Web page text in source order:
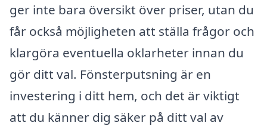
ger inte bara översikt över priser, utan du
får också möjligheten att ställa frågor och
klargöra eventuella oklarheter innan du
gör ditt val. Fönsterputsning är en
investering i ditt hem, och det är viktigt
att du känner dig säker på ditt val av